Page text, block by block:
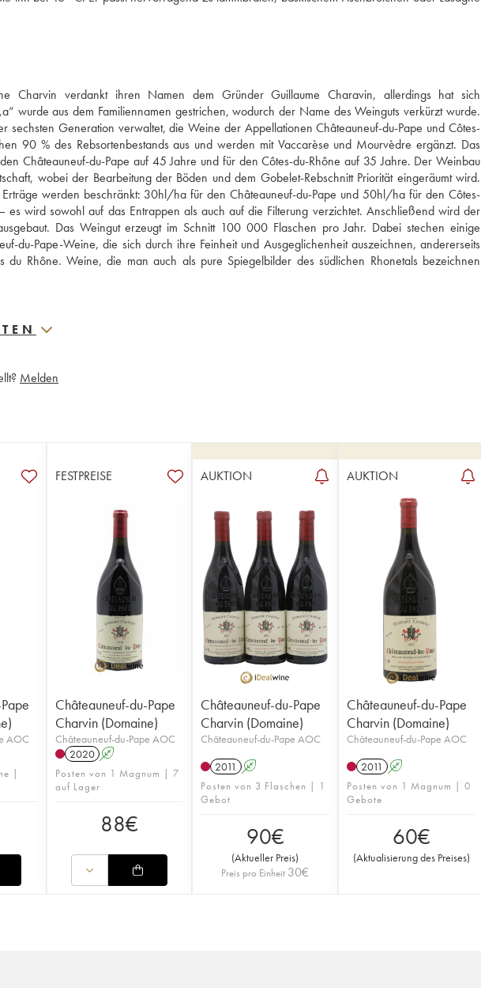
Charvin verdankt ihren Namen dem Gründer Guillaume Charavin, allerdings hat sich
wurde aus dem Familiennamen gestrichen, wodurch der Name des Weinguts verkürzt wurde.
Generation verwaltet, die Weine der Appellationen Châteauneuf-du-Pape und Côtes-
90 % des Rebsortenbestands aus und werden mit Vaccarèse und Mourvèdre ergänzt. Das
Châteauneuf-du-Pape auf 45 Jahre und für den Côtes-du-Rhône auf 35 Jahre. Der Weinbau
wobei der Bearbeitung der Böden und dem Gobelet-Rebschnitt Priorität eingeräumt wird.
werden beschränkt: 30hl/ha für den Châteauneuf-du-Pape und 50hl/ha für den Côtes-
es wird sowohl auf das Entrappen als auch auf die Filterung verzichtet. Anschließend wird der
Das Weingut erzeugt im Schnitt 100 000 Flaschen pro Jahr. Dabei stechen einige
du-Pape-Weine, die sich durch ihre Feinheit und Ausgeglichenheit auszeichnen, andererseits
Rhône. Weine, die man auch als pure Spiegelbilder des südlichen Rhonetals bezeichnen
Melden
AOC
|
FESTPREISE
Châteauneuf-du-Pape
Charvin (Domaine)
Châteauneuf-du-Pape AOC
2020 A
Posten von 1 Magnum | 7
auf Lager
88€
AUKTION
Châteauneuf-du-Pape
Charvin (Domaine)
Châteauneuf-du-Pape AOC
2011
A
Posten von 3 Flaschen | 1
Gebot
90€
(Aktueller Preis)
Preis pro Einheit 30€
AUKTION
Châteauneuf-du-Pape
Charvin (Domaine)
Châteauneuf-du-Pape AOC
2011
A
Posten von 1 Magnum | 0
Gebote
60€
(Aktualisierung des Preises)